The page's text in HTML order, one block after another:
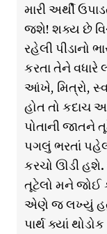
મારી અર્થી
જશે! શક્ય છે
રહેલી પીડાનો
કરતા તેને વધારે
આંખે, મિત્રો,
હોત તો કદાચ
પોતાની જાતને
પગલું ભરતાં
કરચો ઊડી
તૂટેલો મને
એણે જ લખ્યું હતું
પાર્થ ક્યાં